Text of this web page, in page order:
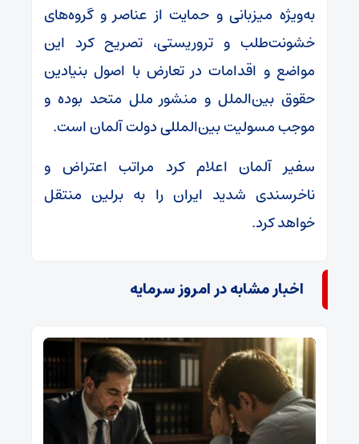
به‌ویژه میزبانی و حمایت از عناصر و گروه‌های
خشونت‌طلب و تروریستی، تصریح کرد این
مواضع و اقدامات در تعارض با اصول بنیادین
حقوق بین‌الملل و منشور ملل متحد بوده و
موجب مسولیت بین‌المللی دولت آلمان است.
سفیر آلمان اعلام کرد مراتب اعتراض و
ناخرسندی شدید ایران را به برلین منتقل
خواهد کرد.
اخبار مشابه در امروز سرمایه